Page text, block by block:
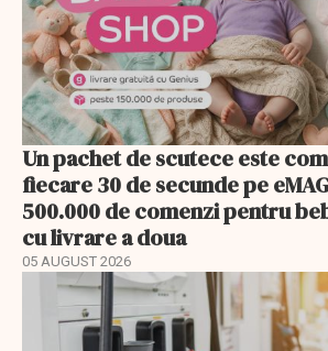
Un pachet de scutece este
fiecare 30 de secunde pe
500.000 de comenzi pentru
cu livrare a doua
05 AUGUST 2026